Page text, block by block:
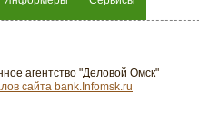
агентство "Деловой Омск"
сайта bank.Infomsk.ru